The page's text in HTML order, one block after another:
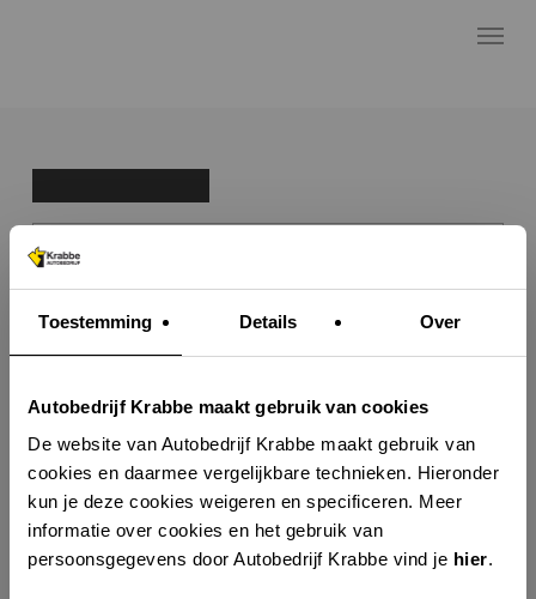
Toestemming Details Over
Autobedrijf Krabbe maakt gebruik van cookies
De website van Autobedrijf Krabbe maakt gebruik van
cookies en daarmee vergelijkbare technieken. Hieronder
kun je deze cookies weigeren en specificeren. Meer
informatie over cookies en het gebruik van
persoonsgegevens door Autobedrijf Krabbe vind je hier.
Menu
APK tot
n.v.t.
Kleur
Motorinhoud
1
Bel mij terug Offerte / Taxatie